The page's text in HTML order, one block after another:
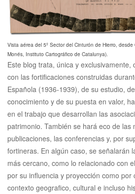
Vista aérea del 5º Sector del Cinturón de Hierro,
Monés, Instituto Cartográfico de Catalunya).
Este blog trata, única y exclusivamente,
con las fortificaciones construidas
Española (1936-1939), de su estudio,
conocimiento y de su puesta en valor,
en el trabajo que desarrollan las
patrimonio. También se hará eco de las
publicaciones, las conferencias y, por
fortineras. En algún caso, se señalarán
más cercano, como lo relacionado con
por su influencia y proyección como por
contexto geografico, cultural e incluso